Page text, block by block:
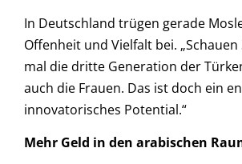
In Deutschland trügen gerade
Offenheit und Vielfalt bei. „Schauen
mal die dritte Generation der
auch die Frauen. Das ist doch ein
innovatorisches Potential.“
Mehr Geld in den arabischen